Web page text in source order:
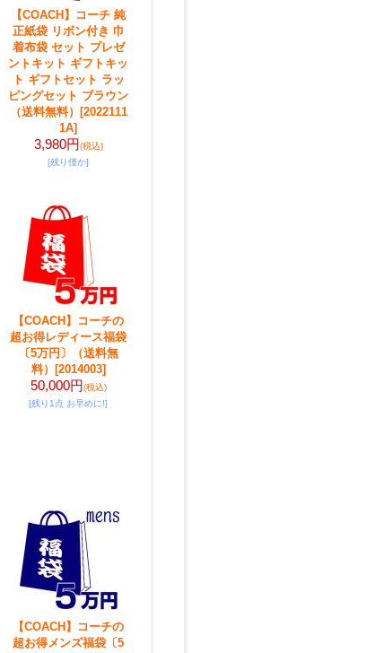
【COACH】コーチ 純
正紙袋 リボン付き 巾
着布袋 セット プレゼ
ントキット ギフトキッ
ト ギフトセット ラッ
ピングセット ブラウン
（送料無料）
[2022111
1A]
3,980円(税込)
[残り僅か]
【COACH】コーチの
超お得レディース福袋
〔5万円〕（送料無
料）
[2014003]
50,000円(税込)
[残り1点 お早めに!]
【COACH】コーチの
超お得メンズ福袋〔5